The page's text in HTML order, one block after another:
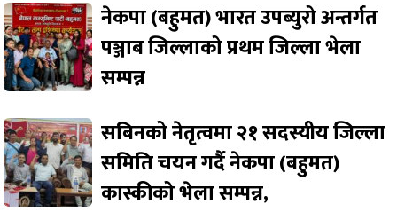
नेकपा (बहुमत) भारत उपब्युरो अन्तर्गत
पञ्जाब जिल्लाको प्रथम जिल्ला भेला
सम्पन्न
सबिनको नेतृत्वमा २१ सदस्यीय जिल्ला
समिति चयन गर्दै नेकपा (बहुमत)
कास्कीको भेला सम्पन्न,